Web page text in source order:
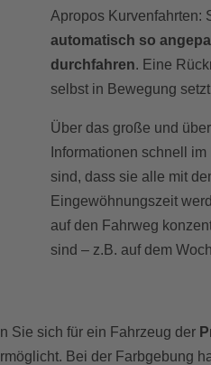
Apropos Kurvenfahrten:
automatisch so
durchfahren. Eine
selbst in Bewegung
Über das große und
Informationen schnell
sind, dass sie alle mit
Eingewöhnungszeit
auf den Fahrweg
sind – z.B. auf dem
Sie sich für ein Fahrzeug der
Bei der Farbgebung